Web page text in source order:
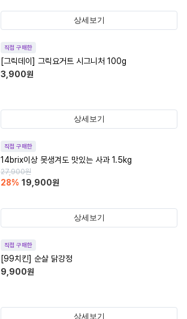
상세보기
직접 구매한
[그릭데이] 그릭요거트 시그니처 100g
3,900원
상세보기
직접 구매한
14brix이상 못생겨도 맛있는 사과 1.5kg
27,900원
28% 19,900원
상세보기
직접 구매한
[99치킨] 순살 닭강정
9,900원
상세보기